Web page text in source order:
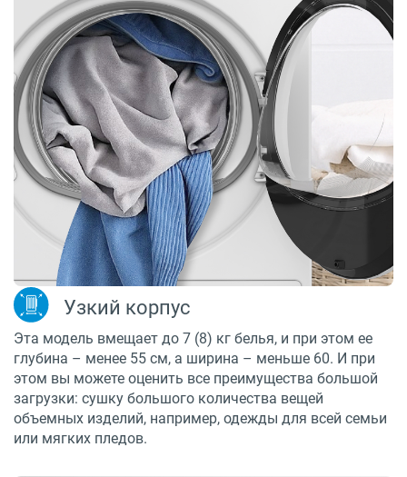
Узкий корпус
Эта модель вмещает до 7 (8) кг белья, и при этом ее
глубина – менее 55 см, а ширина – меньше 60. И при
этом вы можете оценить все преимущества большой
загрузки: сушку большого количества вещей
объемных изделий, например, одежды для всей семьи
или мягких пледов.